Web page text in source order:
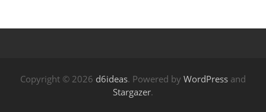
Copyright © 2026 d6ideas. Powered by WordPress and
Stargazer.